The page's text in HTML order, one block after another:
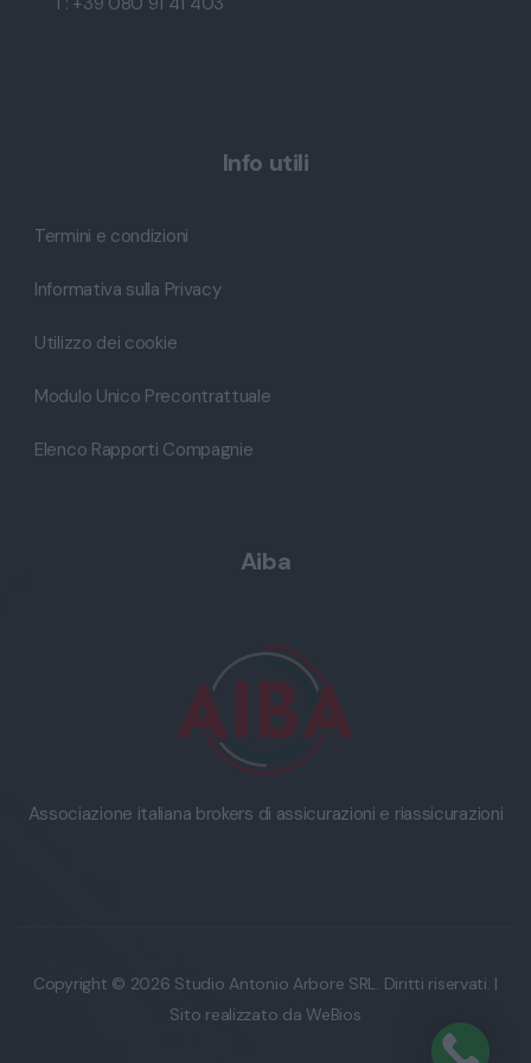
Info utili
Termini e condizioni
Informativa sulla Privacy
Utilizzo dei cookie
Modulo Unico Precontrattuale
Elenco Rapporti Compagnie
Aiba
Associazione italiana brokers di assicurazioni e riassicurazioni
Copyright © 2026 Studio Antonio Arbore SRL. Diritti riservati. |
Sito realizzato daWeBios